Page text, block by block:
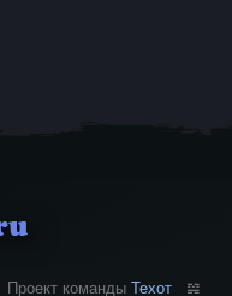
Проект команды Техот 𝌴